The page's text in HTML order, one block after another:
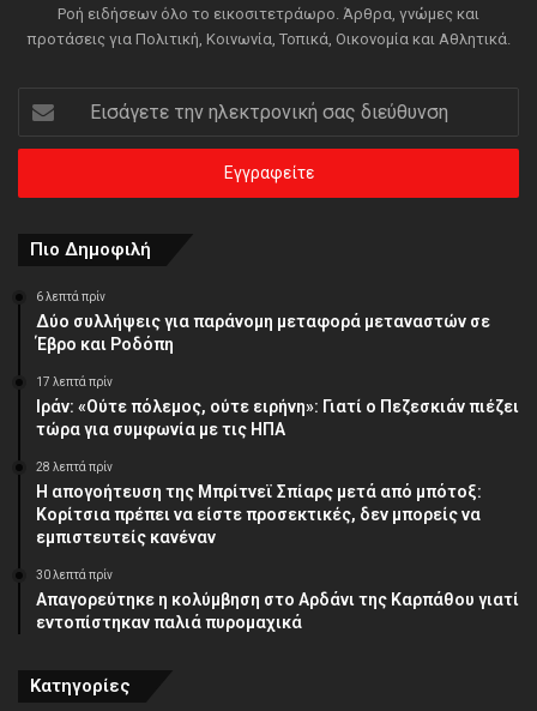
Ροή ειδήσεων όλο το εικοσιτετράωρο. Άρθρα, γνώμες και
προτάσεις για Πολιτική, Κοινωνία, Τοπικά, Οικονομία και Αθλητικά.
Εισάγετε
την
ηλεκτρονική
διεύθυνση
Πιο Δημοφιλή
6 λεπτά πρίν
Δύο συλλήψεις για παράνομη μεταφορά μεταναστών σε
Έβρο και Ροδόπη
17 λεπτά πρίν
Ιράν: «Ούτε πόλεμος, ούτε ειρήνη»: Γιατί ο Πεζεσκιάν πιέζει
τώρα για συμφωνία με τις ΗΠΑ
28 λεπτά πρίν
Η απογοήτευση της Μπρίτνεϊ Σπίαρς μετά από μπότοξ:
Κορίτσια πρέπει να είστε προσεκτικές, δεν μπορείς να
εμπιστευτείς κανέναν
30 λεπτά πρίν
Απαγορεύτηκε η κολύμβηση στο Αρδάνι της Καρπάθου γιατί
εντοπίστηκαν παλιά πυρομαχικά
Κατηγορίες